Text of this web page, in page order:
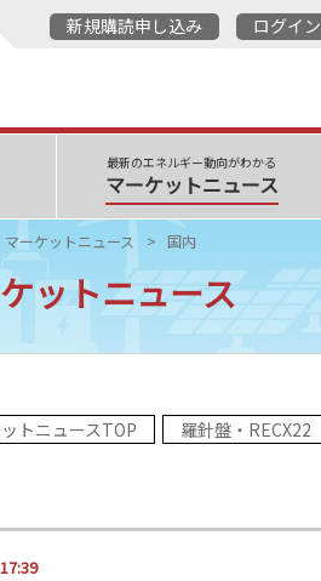
新規購読申し込み ログイン
最新のエネルギー動向がわかる
マーケットニュース
マーケットニュース 国内
ットニュース
トニュースTOP 羅針盤・RECX22